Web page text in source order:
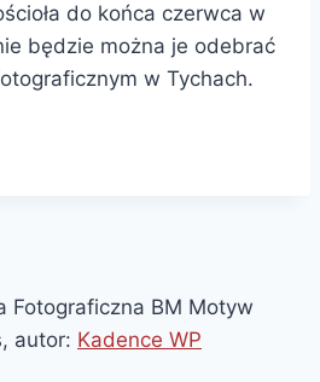
do końca czerwca w
będzie można je odebrać
w Tychach.
Fotograficzna BM Motyw
autor: Kadence WP